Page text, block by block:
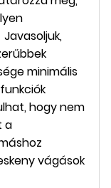
minimális
hogy nem
a
vágások